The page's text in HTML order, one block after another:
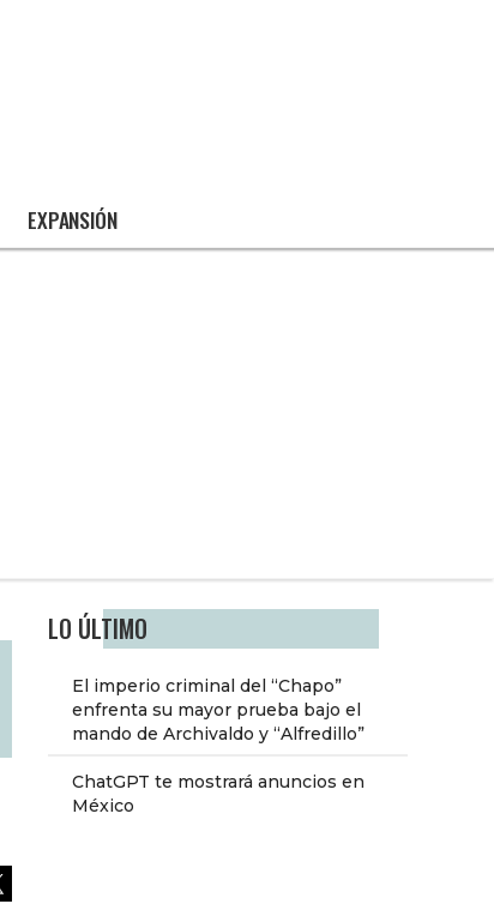
EXPANSIÓN
LO ÚLTIMO
El imperio criminal del “Chapo”
enfrenta su mayor prueba bajo el
mando de Archivaldo y “Alfredillo”
ChatGPT te mostrará anuncios en
México